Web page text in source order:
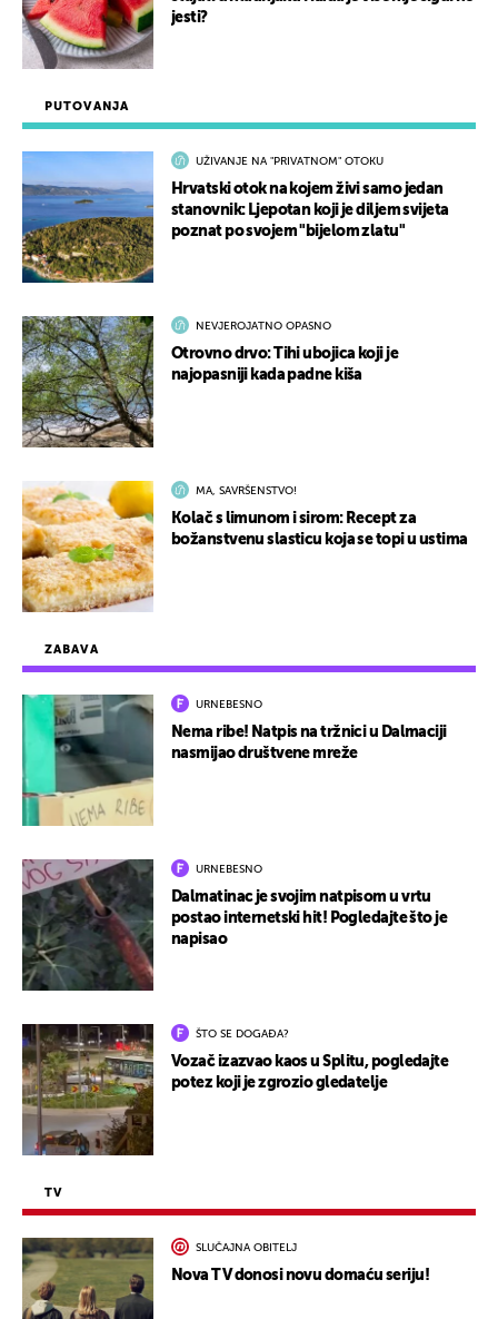
ZABAVA
URNEBESNO
Nema ribe! Natpis na tržnici u Dalmaciji
nasmijao društvene mreže
URNEBESNO
Dalmatinac je svojim natpisom u vrtu
postao internetski hit! Pogledajte što je
napisao
ŠTO SE DOGAĐA?
Vozač izazvao kaos u Splitu, pogledajte
potez koji je zgrozio gledatelje
TV
SLUČAJNA OBITELJ
Nova TV donosi novu domaću seriju!
PUTOVANJA
UŽIVANJE NA "PRIVATNOM" OTOKU
Hrvatski otok na kojem živi samo jedan
stanovnik: Ljepotan koji je diljem svijeta
poznat po svojem "bijelom zlatu"
NEVJEROJATNO OPASNO
Otrovno drvo: Tihi ubojica koji je
najopasniji kada padne kiša
MA, SAVRŠENSTVO!
Kolač s limunom i sirom: Recept za
božanstvenu slasticu koja se topi u ustima
jesti?